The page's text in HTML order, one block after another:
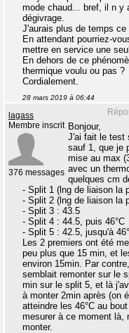
mode chaud... bref, il n y
dégivrage.
J'aurais plus de temps
En attendant pourriez-
mettre en service une
En dehors de ce
thermique voulu ou pas ?
Cordialement.
28 mars 2019 à 06:44
lagass
Membre inscrit
376 messages
Bonjour,
J'ai fait le test
sauf 1, que je
mise au max
avec un
quelques cm
- Split 1 (lng de liaison la
- Split 2 (lng de liaison la
- Split 3 : 43.5
- Split 4 : 44.5, puis 46°C
- Split 5 : 42.5, jusqu'à
Les 2 premiers ont été
peu plus que 15 min, et
environ 15min. Par
semblait remonter sur le
min sur le split 5, et là
à monter 2min après (on
atteindre les 46°C au
mesurer à ce moment là,
monter.